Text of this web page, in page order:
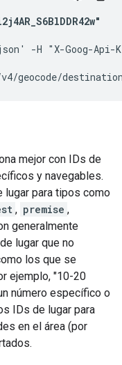
-H "X-Goog-Api-
mejor con IDs de
y navegables.
lugar para tipos como
, premise ,
generalmente
lugar que no
los que se
ejemplo, "10-20
número específico o
IDs de lugar para
en el área (por